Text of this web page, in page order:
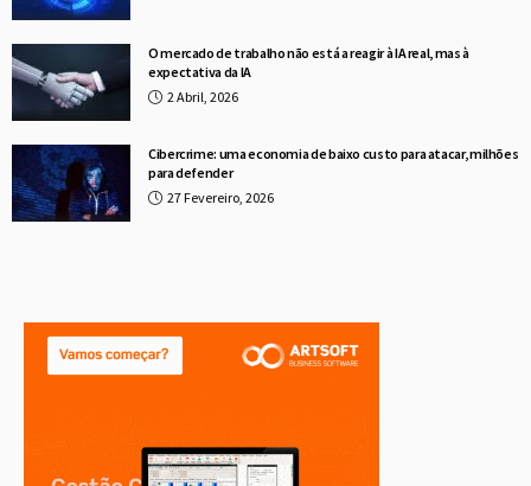
O mercado de trabalho não está a reagir à IA real, mas à
expectativa da IA
2 Abril, 2026
Cibercrime: uma economia de baixo custo para atacar, milhões
para defender
27 Fevereiro, 2026